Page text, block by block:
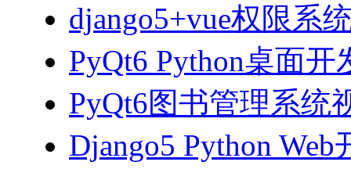
django5+vue权限系
PyQt6 Python桌面开
PyQt6图书管理系统
Django5 Python